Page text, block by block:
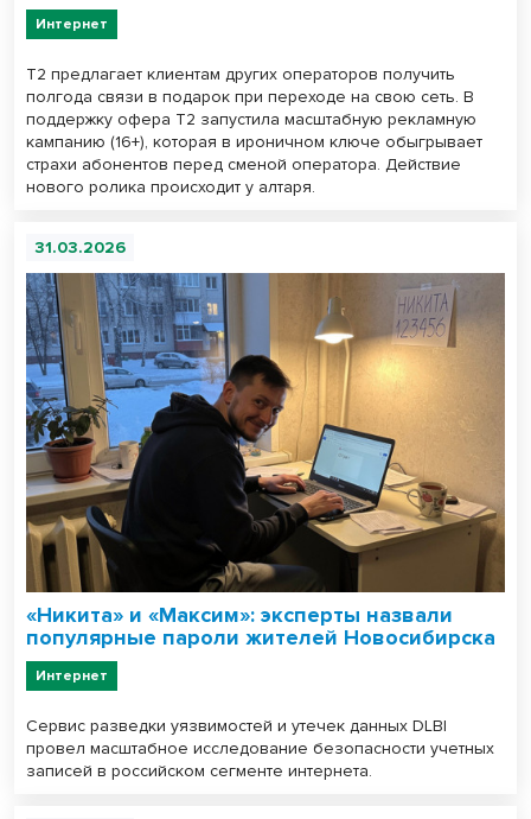
Интернет
T2 предлагает клиентам других операторов получить
полгода связи в подарок при переходе на свою сеть. В
поддержку офера Т2 запустила масштабную рекламную
кампанию (16+), которая в ироничном ключе обыгрывает
страхи абонентов перед сменой оператора. Действие
нового ролика происходит у алтаря.
31.03.2026
«Никита» и «Максим»: эксперты назвали
популярные пароли жителей Новосибирска
Интернет
Сервис разведки уязвимостей и утечек данных DLBI
провел масштабное исследование безопасности учетных
записей в российском сегменте интернета.